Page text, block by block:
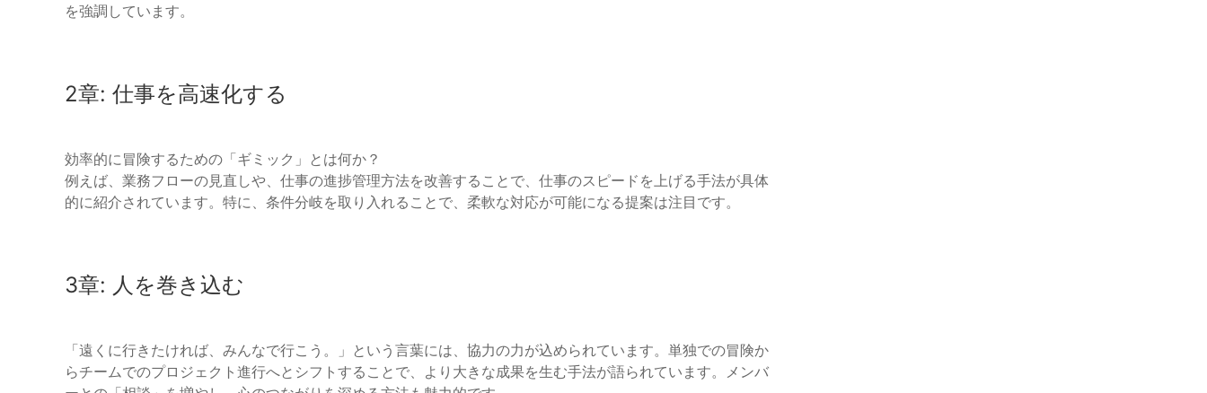
を強調しています。
2章: 仕事を高速化する
効率的に冒険するための「ギミック」とは何か？
例えば、業務フローの見直しや、仕事の進捗管理方法を改善することで、仕事のスピードを上げる手法が具体
的に紹介されています。特に、条件分岐を取り入れることで、柔軟な対応が可能になる提案は注目です。
3章: 人を巻き込む
「遠くに行きたければ、みんなで行こう。」という言葉には、協力の力が込められています。単独での冒険か
らチームでのプロジェクト進行へとシフトすることで、より大きな成果を生む手法が語られています。メンバ